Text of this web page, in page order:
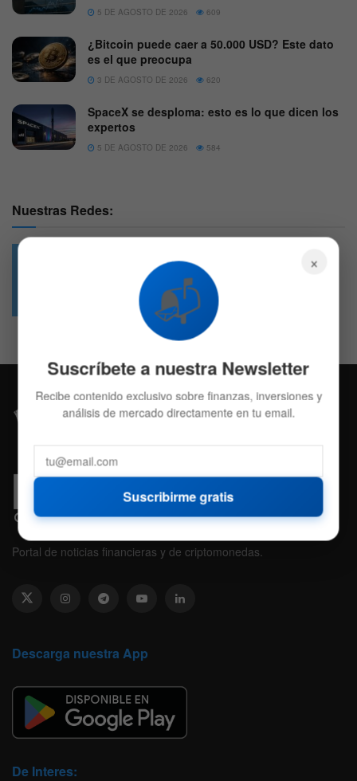
5 DE AGOSTO DE 2026 609
¿Bitcoin puede caer a 50.000 USD? Este dato
es el que preocupa
3 DE AGOSTO DE 2026 620
SpaceX se desploma: esto es lo que dicen los
expertos
5 DE AGOSTO DE 2026 584
Nuestras Redes:
4.7k
Followers
Portal de noticias financieras y de criptomonedas.
Descarga nuestra App
De Interes:
×
📬
Suscríbete a nuestra Newsletter
Recibe contenido exclusivo sobre finanzas, inversiones y
análisis de mercado directamente en tu email.
Suscribirme gratis